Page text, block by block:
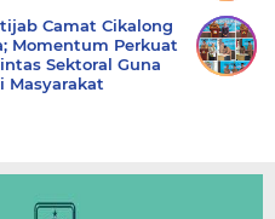
Camat Cikalong
Momentum Perkuat
Sektoral Guna
Masyarakat